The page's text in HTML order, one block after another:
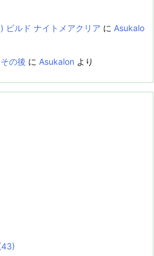
ビルド ナイトメアクリア に Asukalo
の後 に Asukalon より